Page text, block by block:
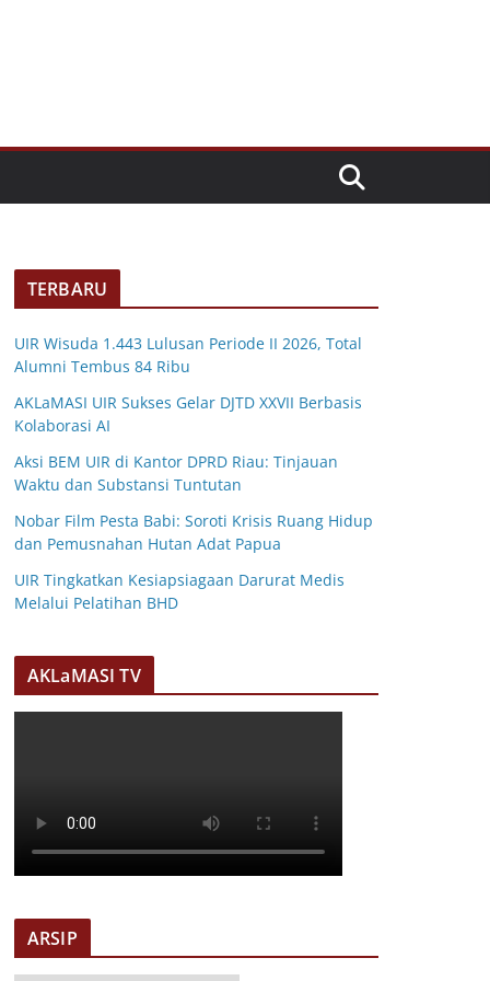
TERBARU
UIR Wisuda 1.443 Lulusan Periode II 2026, Total
Alumni Tembus 84 Ribu
AKLaMASI UIR Sukses Gelar DJTD XXVII Berbasis
Kolaborasi AI
Aksi BEM UIR di Kantor DPRD Riau: Tinjauan
Waktu dan Substansi Tuntutan
Nobar Film Pesta Babi: Soroti Krisis Ruang Hidup
dan Pemusnahan Hutan Adat Papua
UIR Tingkatkan Kesiapsiagaan Darurat Medis
Melalui Pelatihan BHD
AKLaMASI TV
ARSIP